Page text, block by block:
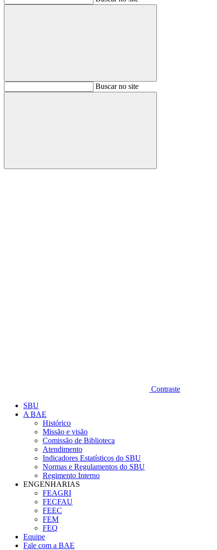
BuscarBuscar no site
Buscar
Contraste
SBU
A BAE
Histórico
Missão e visão
Comissão de Biblioteca
Atendimento
Indicadores Estatísticos do SBU
Normas e Regulamentos do SBU
Regimento Interno
ENGENHARIAS
FEAGRI
FECFAU
FEEC
FEM
FEQ
Equipe
Fale com a BAE